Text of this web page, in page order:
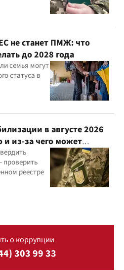
не станет ПМЖ: что
до 2028 года
семья могут
статуса в
в августе 2026
и из-за чего может
проверить
реестре
о коррупции
303 99 33